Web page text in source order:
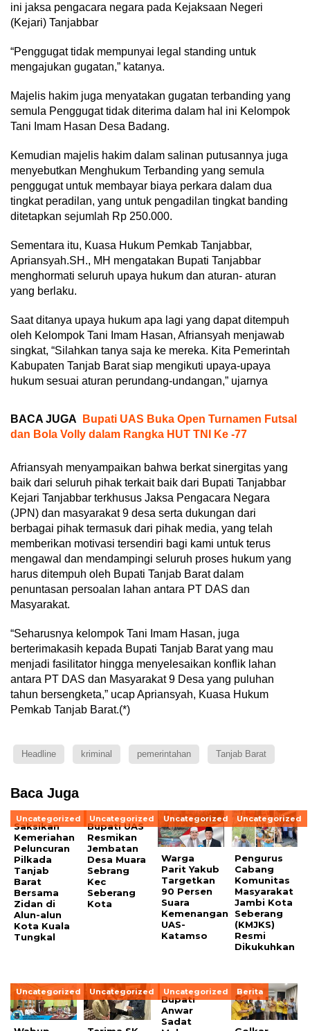
ini jaksa pengacara negara pada Kejaksaan Negeri
(Kejari) Tanjabbar
“Penggugat tidak mempunyai legal standing untuk
mengajukan gugatan,” katanya.
Majelis hakim juga menyatakan gugatan terbanding yang
semula Penggugat tidak diterima dalam hal ini Kelompok
Tani Imam Hasan Desa Badang.
Kemudian majelis hakim dalam salinan putusannya juga
menyebutkan Menghukum Terbanding yang semula
penggugat untuk membayar biaya perkara dalam dua
tingkat peradilan, yang untuk pengadilan tingkat banding
ditetapkan sejumlah Rp 250.000.
Sementara itu, Kuasa Hukum Pemkab Tanjabbar,
Apriansyah.SH., MH mengatakan Bupati Tanjabbar
menghormati seluruh upaya hukum dan aturan- aturan
yang berlaku.
Saat ditanya upaya hukum apa lagi yang dapat ditempuh
oleh Kelompok Tani Imam Hasan, Afriansyah menjawab
singkat, “Silahkan tanya saja ke mereka. Kita Pemerintah
Kabupaten Tanjab Barat siap mengikuti upaya-upaya
hukum sesuai aturan perundang-undangan,” ujarnya
BACA JUGA
Bupati UAS Buka Open Turnamen Futsal
dan Bola Volly dalam Rangka HUT TNI Ke -77
Afriansyah menyampaikan bahwa berkat sinergitas yang
baik dari seluruh pihak terkait baik dari Bupati Tanjabbar
Kejari Tanjabbar terkhusus Jaksa Pengacara Negara
(JPN) dan masyarakat 9 desa serta dukungan dari
berbagai pihak termasuk dari pihak media, yang telah
memberikan motivasi tersendiri bagi kami untuk terus
mengawal dan mendampingi seluruh proses hukum yang
harus ditempuh oleh Bupati Tanjab Barat dalam
penuntasan persoalan lahan antara PT DAS dan
Masyarakat.
“Seharusnya kelompok Tani Imam Hasan, juga
berterimakasih kepada Bupati Tanjab Barat yang mau
menjadi fasilitator hingga menyelesaikan konflik lahan
antara PT DAS dan Masyarakat 9 Desa yang puluhan
tahun bersengketa,” ucap Apriansyah, Kuasa Hukum
Pemkab Tanjab Barat.(*)
Headline kriminal pemerintahan Tanjab Barat
Baca Juga
Uncategorized
Saksikan
Kemeriahan
Peluncuran
Pilkada
Tanjab
Barat
Bersama
Zidan di
Alun-alun
Kota Kuala
Tungkal
Uncategorized
Bupati UAS
Resmikan
Jembatan
Desa Muara
Sebrang
Kec
Seberang
Kota
Uncategorized
Warga
Parit Yakub
Targetkan
90 Persen
Suara
Kemenangan
UAS-
Katamso
Uncategorized
Pengurus
Cabang
Komunitas
Masyarakat
Jambi Kota
Seberang
(KMJKS)
Resmi
Dikukuhkan
Uncategorized Uncategorized Uncategorized
Bupati
Anwar
Sadat
Berita